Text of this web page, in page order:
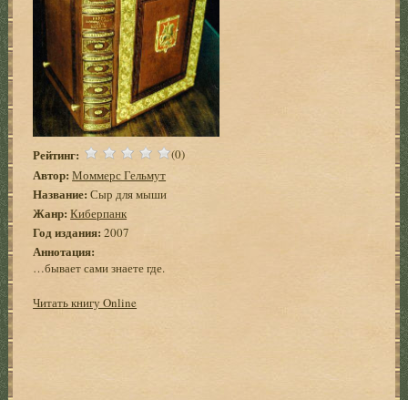
Рейтинг: (0)
Автор: Моммерс Гельмут
Название: Сыр для мыши
Жанр: Киберпанк
Год издания: 2007
Аннотация:
…бывает сами знаете где.
Читать книгу Online